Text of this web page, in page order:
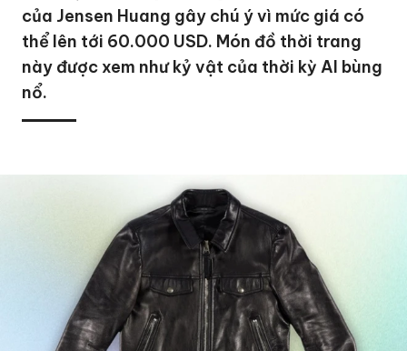
của Jensen Huang gây chú ý vì mức giá có
thể lên tới 60.000 USD. Món đồ thời trang
này được xem như kỷ vật của thời kỳ AI bùng
nổ.